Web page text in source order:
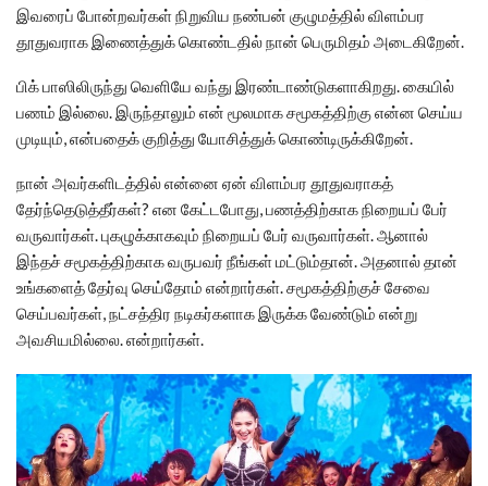
இவரைப் போன்றவர்கள் நிறுவிய நண்பன் குழுமத்தில் விளம்பர
தூதுவராக இணைத்துக் கொண்டதில் நான் பெருமிதம் அடைகிறேன்.
பிக் பாஸிலிருந்து வெளியே வந்து இரண்டாண்டுகளாகிறது. கையில்
பணம் இல்லை. இருந்தாலும் என் மூலமாக சமூகத்திற்கு என்ன செய்ய
முடியும், என்பதைக் குறித்து யோசித்துக் கொண்டிருக்கிறேன்.
நான் அவர்களிடத்தில் என்னை ஏன் விளம்பர தூதுவராகத்
தேர்ந்தெடுத்தீர்கள்? என கேட்டபோது, பணத்திற்காக நிறையப் பேர்
வருவார்கள். புகழுக்காகவும் நிறையப் பேர் வருவார்கள். ஆனால்
இந்தச் சமூகத்திற்காக வருபவர் நீங்கள் மட்டும்தான். அதனால் தான்
உங்களைத் தேர்வு செய்தோம் என்றார்கள். சமூகத்திற்குச் சேவை
செய்பவர்கள், நட்சத்திர நடிகர்களாக இருக்க வேண்டும் என்று
அவசியமில்லை. என்றார்கள்.